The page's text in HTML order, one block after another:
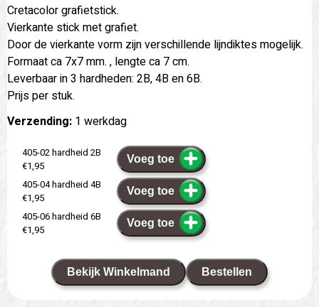
Cretacolor grafietstick.
Vierkante stick met grafiet.
Door de vierkante vorm zijn verschillende lijndiktes mogelijk.
Formaat ca 7x7 mm. , lengte ca 7 cm.
Leverbaar in 3 hardheden: 2B, 4B en 6B.
Prijs per stuk.
Verzending: 1 werkdag
405-02 hardheid 2B
€1,95
Voeg toe
405-04 hardheid 4B
€1,95
Voeg toe
405-06 hardheid 6B
€1,95
Voeg toe
Bekijk Winkelmand Bestellen